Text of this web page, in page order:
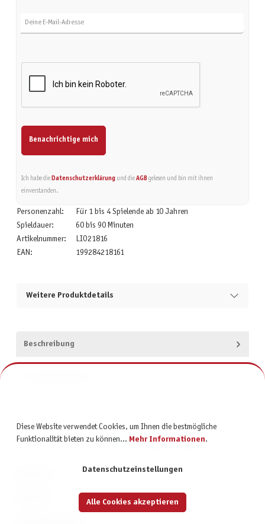
Benachrichtige mich
Ich habe die Datenschutzerklärungund die AGBgelesen und bin mit ihnen
einverstanden.
Personenzahl:
Für 1 bis 4 Spielende ab 10 Jahren
Spieldauer:
60 bis 90 Minuten
Artikelnummer:
LIO21816
EAN:
199284218161
Weitere Produktdetails
Beschreibung
Diese Website verwendet Cookies, um Ihnen die bestmögliche
Funktionalität bieten zu können... Mehr Informationen.
Datenschutzeinstellungen
Alle Cookies akzeptieren